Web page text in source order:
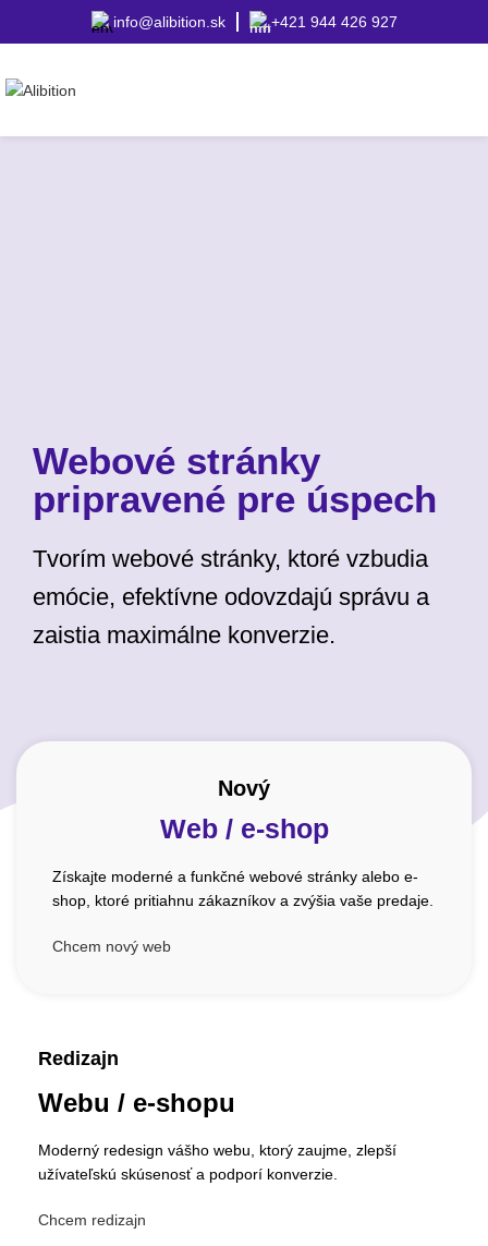
info@alibition.sk +421 944 426 927
Webové stránky
pripravené pre úspech
Tvorím webové stránky, ktoré vzbudia
emócie, efektívne odovzdajú správu a
zaistia maximálne konverzie.
Nový
Web / e-shop
Získajte moderné a funkčné webové stránky alebo e-
shop, ktoré pritiahnu zákazníkov a zvýšia vaše predaje.
Chcem nový web
Redizajn
Webu / e-shopu
Moderný redesign vášho webu, ktorý zaujme, zlepší
užívateľskú skúsenosť a podporí konverzie.
Chcem redizajn